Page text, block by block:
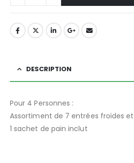
DESCRIPTION
Pour 4 Personnes :
Assortiment de 7 entrées froides
1 sachet de pain inclut